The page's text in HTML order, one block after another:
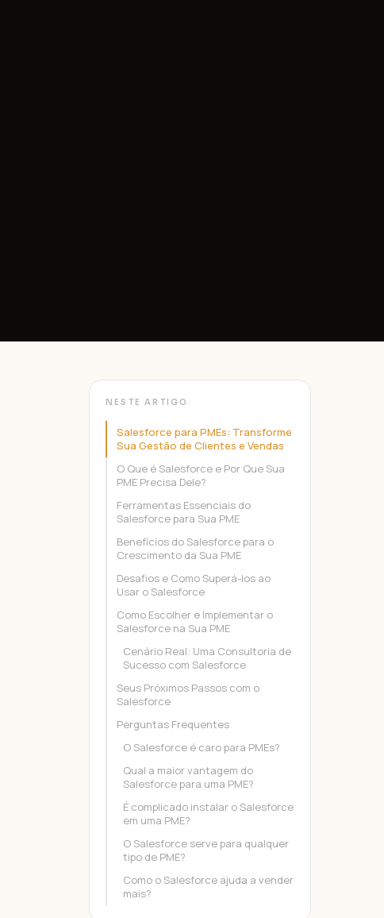
NESTE ARTIGO
Salesforce para PMEs: Transforme
Sua Gestão de Clientes e Vendas
O Que é Salesforce e Por Que Sua
PME Precisa Dele?
Ferramentas Essenciais do
Salesforce para Sua PME
Benefícios do Salesforce para o
Crescimento da Sua PME
Desafios e Como Superá-los ao
Usar o Salesforce
Como Escolher e Implementar o
Salesforce na Sua PME
Cenário Real: Uma Consultoria de
Sucesso com Salesforce
Seus Próximos Passos com o
Salesforce
Perguntas Frequentes
O Salesforce é caro para PMEs?
Qual a maior vantagem do
Salesforce para uma PME?
É complicado instalar o Salesforce
em uma PME?
O Salesforce serve para qualquer
tipo de PME?
Como o Salesforce ajuda a vender
mais?